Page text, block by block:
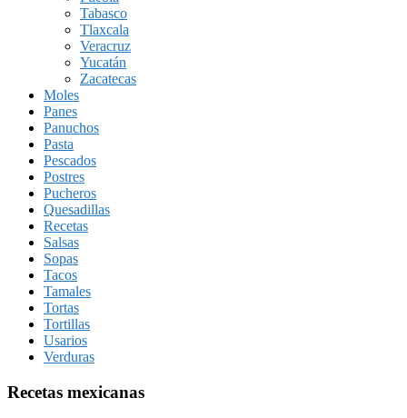
Tabasco
Tlaxcala
Veracruz
Yucatán
Zacatecas
Moles
Panes
Panuchos
Pasta
Pescados
Postres
Pucheros
Quesadillas
Recetas
Salsas
Sopas
Tacos
Tamales
Tortas
Tortillas
Usarios
Verduras
Recetas mexicanas